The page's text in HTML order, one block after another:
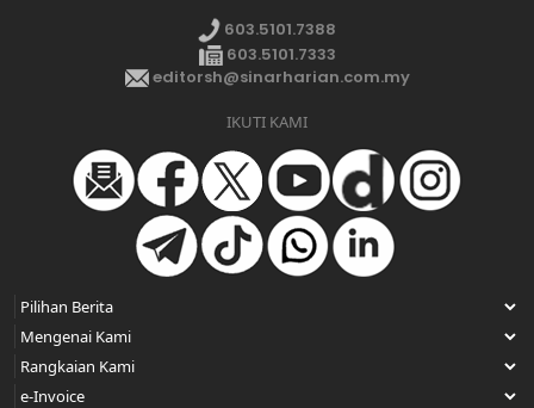
603.5101.7388
603.5101.7333
editorsh@sinarharian.com.my
IKUTI KAMI